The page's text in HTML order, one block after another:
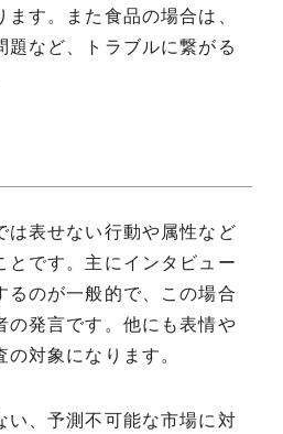
す。また食品の場合は、
題など、トラブルに繋がる
は表せない行動や属性など
とです。主にインタビュー
るのが一般的で、この場合
の発言です。他にも表情や
対象になります。
い、予測不可能な市場に対